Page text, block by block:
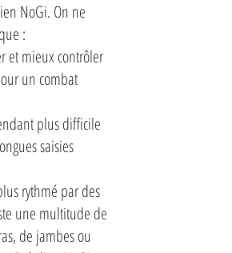
NoGi. On ne
:
et mieux contrôler
un combat
plus difficile
saisies
rythmé par des
une multitude de
de jambes ou